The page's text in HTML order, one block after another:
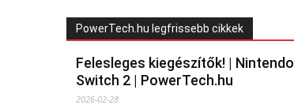
PowerTech.hu legfrissebb cikkek
Felesleges kiegészítők! | Nintendo
Switch 2 | PowerTech.hu
2026-02-28